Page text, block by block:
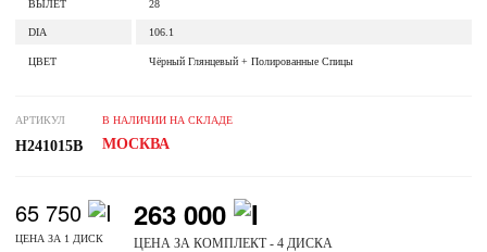
ВЫЛЕТ 28
DIA 106.1
ЦВЕТ Чёрный Глянцевый + Полированные Спицы
АРТИКУЛ
H241015B
В НАЛИЧИИ НА СКЛАДЕ
МОСКВА
65 750
ЦЕНА ЗА 1 ДИСК
263 000
ЦЕНА ЗА КОМПЛЕКТ - 4 ДИСКА